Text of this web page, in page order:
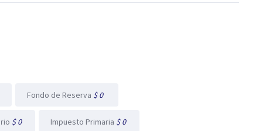
Fondo de Reserva $ 0
$ 0 Impuesto Primaria $ 0